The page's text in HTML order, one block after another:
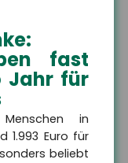
fast
Jahr für
in
1.993 Euro für
beliebt
es
Sie